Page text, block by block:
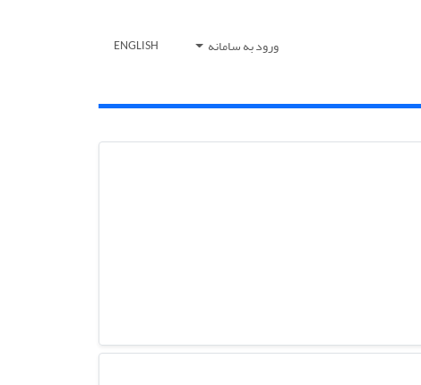
ورود به سامانه ENGLISH